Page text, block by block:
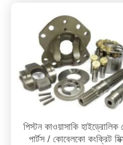
পিস্টন কাওয়াসাকি হাইড্রোলিক
পার্টস / কোবেলকো কংক্রিট